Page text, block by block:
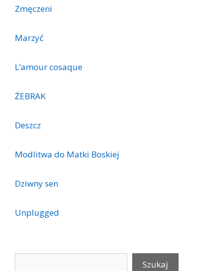
Zmęczeni
Marzyć
L’amour cosaque
ŻEBRAK
Deszcz
Modlitwa do Matki Boskiej
Dziwny sen
Unplugged
Szukaj